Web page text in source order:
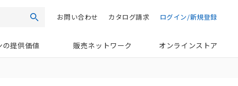
検索 ログイン/新規登録
カタログ請求
お問い合わせ
の提供価値 販売ネットワーク オンラインストア